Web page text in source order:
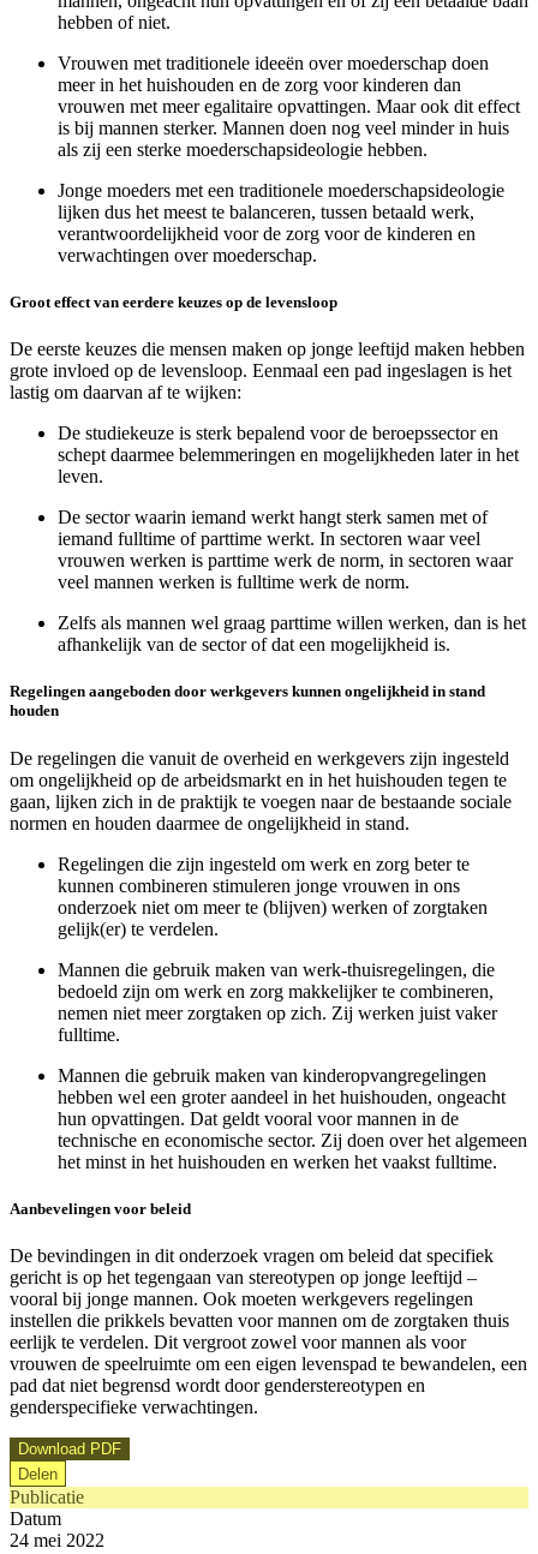
hebben of niet.
Vrouwen met traditionele ideeën over moederschap doen
meer in het huishouden en de zorg voor kinderen dan
vrouwen met meer egalitaire opvattingen. Maar ook dit effect
is bij mannen sterker. Mannen doen nog veel minder in huis
als zij een sterke moederschapsideologie hebben.
Jonge moeders met een traditionele moederschapsideologie
lijken dus het meest te balanceren, tussen betaald werk,
verantwoordelijkheid voor de zorg voor de kinderen en
verwachtingen over moederschap.
Groot effect van eerdere keuzes op de levensloop
De eerste keuzes die mensen maken op jonge leeftijd maken hebben
grote invloed op de levensloop. Eenmaal een pad ingeslagen is het
lastig om daarvan af te wijken:
De studiekeuze is sterk bepalend voor de beroepssector en
schept daarmee belemmeringen en mogelijkheden later in het
leven.
De sector waarin iemand werkt hangt sterk samen met of
iemand fulltime of parttime werkt. In sectoren waar veel
vrouwen werken is parttime werk de norm, in sectoren waar
veel mannen werken is fulltime werk de norm.
Zelfs als mannen wel graag parttime willen werken, dan is het
afhankelijk van de sector of dat een mogelijkheid is.
Regelingen aangeboden door werkgevers kunnen ongelijkheid in stand
houden
De regelingen die vanuit de overheid en werkgevers zijn ingesteld
om ongelijkheid op de arbeidsmarkt en in het huishouden tegen te
gaan, lijken zich in de praktijk te voegen naar de bestaande sociale
normen en houden daarmee de ongelijkheid in stand.
Regelingen die zijn ingesteld om werk en zorg beter te
kunnen combineren stimuleren jonge vrouwen in ons
onderzoek niet om meer te (blijven) werken of zorgtaken
gelijk(er) te verdelen.
Mannen die gebruik maken van werk-thuisregelingen, die
bedoeld zijn om werk en zorg makkelijker te combineren,
nemen niet meer zorgtaken op zich. Zij werken juist vaker
fulltime.
Mannen die gebruik maken van kinderopvangregelingen
hebben wel een groter aandeel in het huishouden, ongeacht
hun opvattingen. Dat geldt vooral voor mannen in de
technische en economische sector. Zij doen over het algemeen
het minst in het huishouden en werken het vaakst fulltime.
Aanbevelingen voor beleid
De bevindingen in dit onderzoek vragen om beleid dat specifiek
gericht is op het tegengaan van stereotypen op jonge leeftijd –
vooral bij jonge mannen. Ook moeten werkgevers regelingen
instellen die prikkels bevatten voor mannen om de zorgtaken thuis
eerlijk te verdelen. Dit vergroot zowel voor mannen als voor
vrouwen de speelruimte om een eigen levenspad te bewandelen, een
pad dat niet begrensd wordt door genderstereotypen en
genderspecifieke verwachtingen.
Download PDF
Delen
Publicatie
Datum
24 mei 2022